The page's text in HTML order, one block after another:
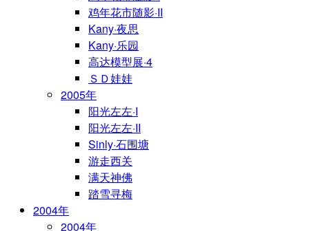
鸡年花市随影·II
Kany·夜思
Kany·乐园
高达模型展·4
ＳＤ娃娃
2005年
阳光左左·I
阳光左左·II
Sinly·石围塘
游走西关
满天神佛
踏雪寻梅
2004年
2004年